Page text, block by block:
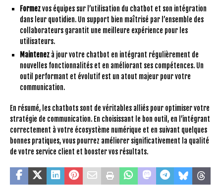
Formezvos équipes sur l’utilisation du chatbot et son intégration
dans leur quotidien. Un support bien maîtrisé par l’ensemble des
collaborateurs garantit une meilleure expérience pour les
utilisateurs.
Maintenez à jour votre chatbot en intégrant régulièrement de
nouvelles fonctionnalités et en améliorant ses compétences. Un
outil performant et évolutif est un atout majeur pour votre
communication.
En résumé, les chatbots sont de véritables alliés pour optimiser votre
stratégie de communication. En choisissant le bon outil, en l’intégrant
correctement à votre écosystème numérique et en suivant quelques
bonnes pratiques, vous pourrez améliorer significativement la qualité
de votre service client et booster vos résultats.